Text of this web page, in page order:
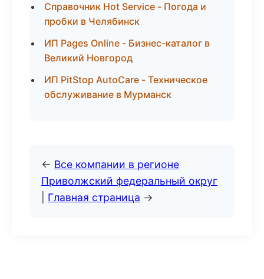
Справочник Hot Service - Погода и
пробки в Челябинск
ИП Pages Online - Бизнес-каталог в
Великий Новгород
ИП PitStop AutoCare - Техническое
обслуживание в Мурманск
← Все компании в регионе
Приволжский федеральный округ
Главная страница →